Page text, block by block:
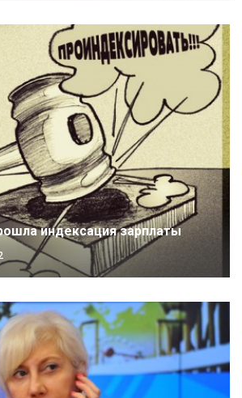
индексация зарплаты